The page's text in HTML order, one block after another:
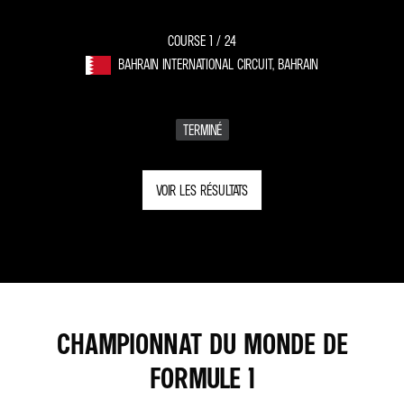
COURSE 1 / 24
BAHRAIN INTERNATIONAL CIRCUIT, BAHRAIN
TERMINÉ
VOIR LES RÉSULTATS
CHAMPIONNAT DU MONDE DE
FORMULE 1